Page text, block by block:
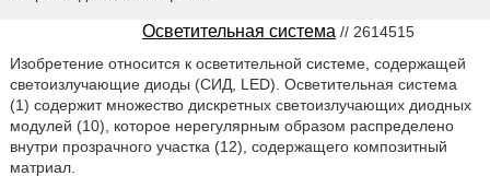
Осветительная система // 2614515
Изобретение относится к осветительной системе, содержащей
светоизлучающие диоды (СИД, LED). Осветительная система
(1) содержит множество дискретных светоизлучающих диодных
модулей (10), которое нерегулярным образом распределено
внутри прозрачного участка (12), содержащего композитный
матриал.